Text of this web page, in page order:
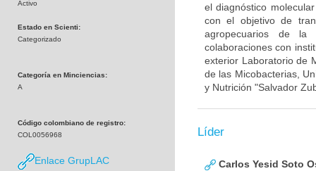
Activo
Estado en Scienti:
Categorizado
Categoría en Minciencias:
A
Código colombiano de registro:
COL0056968
Enlace GrupLAC
el diagnóstico
con el objetivo de
agropecuarios de la
colaboraciones con
exterior Laboratorio de
de las Micobacterias,
y Nutrición "Salvador
Líder
Carlos Yesid Soto